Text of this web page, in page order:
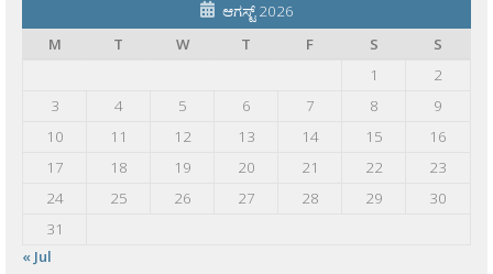
ಆಗಸ್ಟ್ 2026
M
T W T F S
S
1
2
3
4 5 6 7 8
9
10
11 12 13 14 15
16
17
18 19 20 21 22
23
24
25 26 27 28 29
30
31
« Jul